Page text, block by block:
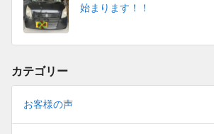
始まります！！
カテゴリー
お客様の声